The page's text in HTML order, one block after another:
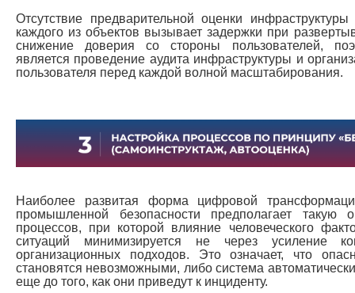
Отсутствие предварительной оценки
каждого из объектов вызывает задержки при
снижение доверия со стороны пользователей,
является проведение аудита инфраструктуры и
пользователя перед каждой волной масштабирования.
Наиболее развитая форма цифровой
промышленной безопасности предполагает такую
процессов, при которой влияние человеческого
ситуаций минимизируется не через усиление
организационных подходов. Это означает, что
становятся невозможными, либо система
еще до того, как они приведут к инциденту.